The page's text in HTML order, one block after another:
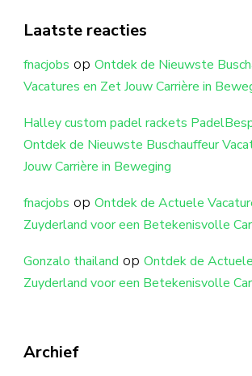
Laatste reacties
fnacjobs op Ontdek de Nieuwste
Vacatures en Zet Jouw Carrière in
Halley custom padel rackets
Ontdek de Nieuwste Buschauffeur
Jouw Carrière in Beweging
fnacjobs op Ontdek de Actuele
Zuyderland voor een Betekenisvolle
Gonzalo thailand op Ontdek de
Zuyderland voor een Betekenisvolle
Archief